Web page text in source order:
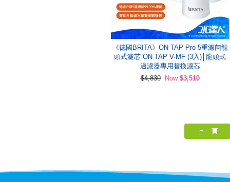
《德國BRITA》ON TAP Pro 5重濾菌龍
頭式濾芯 ON TAP V-MF (3入)│龍頭式
過濾器專用替換濾芯
$4,830
Now $3,510